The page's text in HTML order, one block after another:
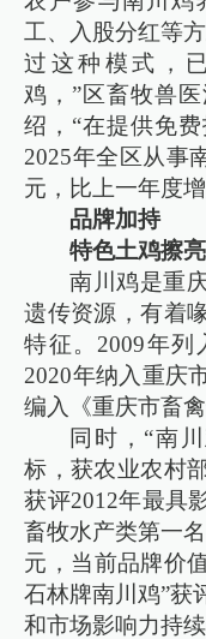
工、入股分红等
过这种模式，
鸡，”区畜牧兽
绍，“在提供免
2025年全区从事
元，比上一年度
品牌加持
特色土鸡擦
南川鸡是重
遗传资源，有着
特征。2009年列
2020年纳入重庆
编入《重庆市畜
同时，“南
标，获农业农村
获评2012年最具
畜牧水产类第一
元，当前品牌价
石林牌南川鸡”获
和市场影响力持续